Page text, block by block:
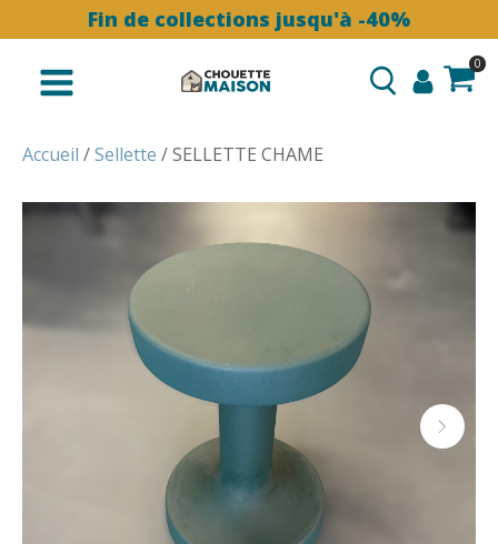
Fin de collections jusqu'à -40%
0
Accueil /Sellette / SELLETTE CHAME